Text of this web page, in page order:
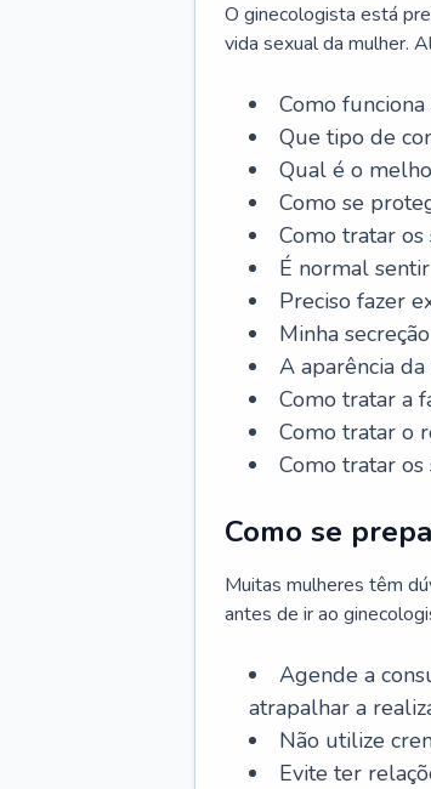
O ginecologista está
vida sexual da mulher.
Como
Que tipo de
Qual é o
Como se
Como tratar os
É normal
Preciso fazer
Minha
A aparência
Como tratar a
Como tratar o
Como tratar os
Como se
Muitas mulheres têm
antes de ir ao
Agende a
atrapalhar a
Não utilize
Evite ter